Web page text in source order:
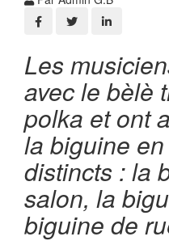
Les
avec le bèlè
polka et ont
la biguine
distincts : la
salon, la
biguine de